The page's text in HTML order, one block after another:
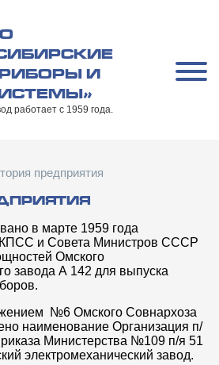
И
работает с 1959 года.
предприятия
в марте 1959 года
и Совета Министров СССР
Омского
завода А 142 для выпуска
№6 Омского Совнархоза
наименование Организация п/
Министерства №109 п/я 51
электромеханический завод.